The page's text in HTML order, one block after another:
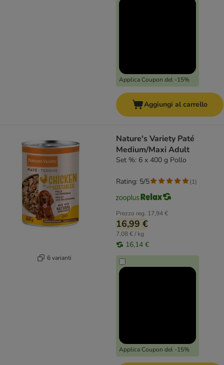
Applica Coupon del -15%
Aggiungi al carrello
6 varianti
Nature's Variety Paté
Medium/Maxi Adult
Set %: 6 x 400 g Pollo
Prezzo reg. 17,94 €
16,99 €
7,08 € / kg
16,14 €
Applica Coupon del -15%
Rating: 5/5 (1)